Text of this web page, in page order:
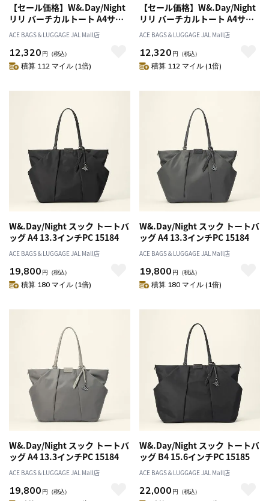
【セール価格】W&.Day/Night
リリ バーチカルトート A4サイ
ズ 15175
ACE BAGS＆LUGGAGE JAL Mall店
12,320 円 （税込）
積算 112 マイル (1倍)
【セール価格】W&.Day/Night
リリ バーチカルトート A4サイ
ズ 15175
ACE BAGS＆LUGGAGE JAL Mall店
12,320 円 （税込）
積算 112 マイル (1倍)
W&.Day/Night スック トートバ
ッグ A4 13.3インチPC 15184
ACE BAGS＆LUGGAGE JAL Mall店
19,800 円 （税込）
積算 180 マイル (1倍)
W&.Day/Night スック トートバ
ッグ A4 13.3インチPC 15184
ACE BAGS＆LUGGAGE JAL Mall店
19,800 円 （税込）
積算 180 マイル (1倍)
W&.Day/Night スック トートバ
ッグ A4 13.3インチPC 15184
ACE BAGS＆LUGGAGE JAL Mall店
19,800 円 （税込）
W&.Day/Night スック トートバ
ッグ B4 15.6インチPC 15185
ACE BAGS＆LUGGAGE JAL Mall店
22,000 円 （税込）